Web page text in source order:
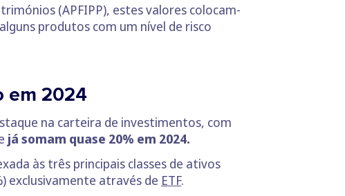
(APFIPP), estes valores colocam-
produtos com um nível de risco
em 2024
na carteira de investimentos, com
já somam quase 20% em 2024.
às três principais classes de ativos
exclusivamente através de ETF.